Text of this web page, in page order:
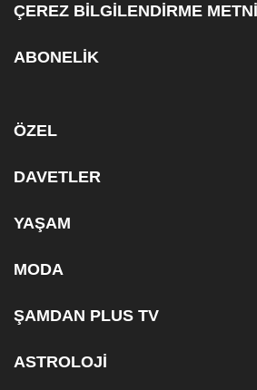
ÇEREZ BİLGİLENDİRME METNİ
ABONELİK
ÖZEL
DAVETLER
YAŞAM
MODA
ŞAMDAN PLUS TV
ASTROLOJİ